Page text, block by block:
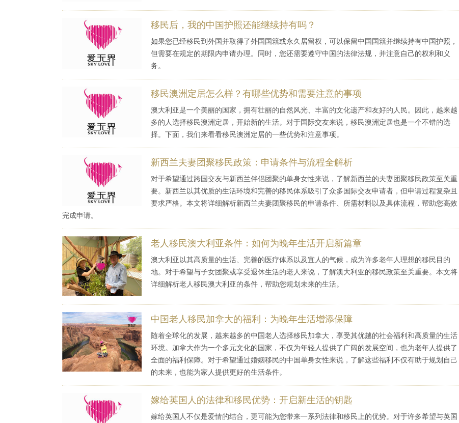
移民后，我的中国护照还能继续持有吗？
如果您已经移民到外国并取得了外国国籍或永久居留权，可以保留中国国籍并继续持有中国护照，
但需要在规定的期限内申请办理。同时，您还需要遵守中国的法律法规，并注意自己的权利和义
务。
移民澳洲定居怎么样？有哪些优势和需要注意的事项
澳大利亚是一个美丽的国家，拥有壮丽的自然风光、丰富的文化遗产和友好的人民。因此，越来越
多的人选择移民澳洲定居，开始新的生活。对于国际交友来说，移民澳洲定居也是一个不错的选
择。下面，我们来看看移民澳洲定居的一些优势和注意事项。
新西兰夫妻团聚移民政策：申请条件与流程全解析
对于希望通过跨国交友与新西兰伴侣团聚的单身女性来说，了解新西兰的夫妻团聚移民政策至关重
要。新西兰以其优质的生活环境和完善的移民体系吸引了众多国际交友申请者，但申请过程复杂且
要求严格。本文将详细解析新西兰夫妻团聚移民的申请条件、所需材料以及具体流程，帮助您高效
完成申请。
老人移民澳大利亚条件：如何为晚年生活开启新篇章
澳大利亚以其高质量的生活、完善的医疗体系以及宜人的气候，成为许多老年人理想的移民目的
地。对于希望与子女团聚或享受退休生活的老人来说，了解澳大利亚的移民政策至关重要。本文将
详细解析老人移民澳大利亚的条件，帮助您规划未来的生活。
中国老人移民加拿大的福利：为晚年生活增添保障
随着全球化的发展，越来越多的中国老人选择移民加拿大，享受其优越的社会福利和高质量的生活
环境。加拿大作为一个多元文化的国家，不仅为年轻人提供了广阔的发展空间，也为老年人提供了
全面的福利保障。对于希望通过婚姻移民的中国单身女性来说，了解这些福利不仅有助于规划自己
的未来，也能为家人提供更好的生活条件。
嫁给英国人的法律和移民优势：开启新生活的钥匙
嫁给英国人不仅是爱情的结合，更可能为您带来一系列法律和移民上的优势。对于许多希望与英国